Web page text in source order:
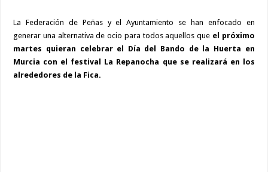
La Federación de Peñas y el Ayuntamiento se han enfocado en
generar una alternativa de ocio para todos aquellos que el próximo
martes quieran celebrar el Día del Bando de la Huerta en
Murcia con el festival La Repanocha que se realizará en los
alrededores de la Fica.